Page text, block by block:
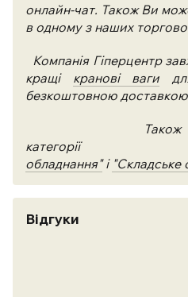
онлайн-чат. Також Ви
в одному з наших
Компанія Гіперцентр
кращі кранові ваги
безкоштовною доставкою
Також
обладнання"і "Складське
Відгуки